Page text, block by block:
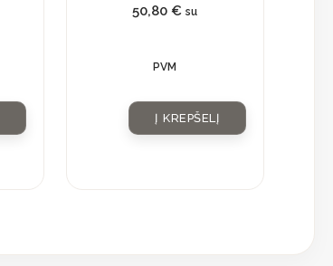
50,80€ su
PVM
Į KREPŠELĮ